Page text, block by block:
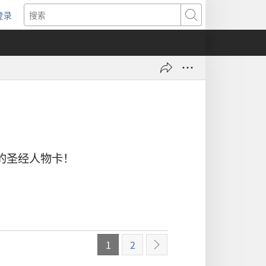
录
打
搜
索
经人物卡！
1 2
下